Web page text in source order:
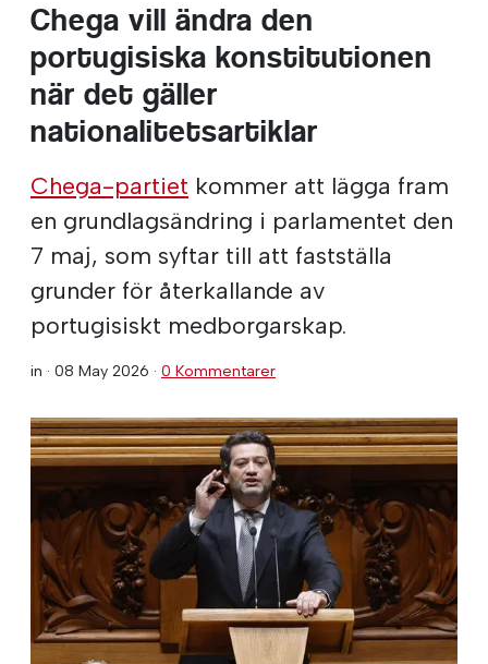
Chega vill ändra den
portugisiska konstitutionen
när det gäller
nationalitetsartiklar
Chega-partiet kommer att lägga fram
en grundlagsändring i parlamentet den
7 maj, som syftar till att fastställa
grunder för återkallande av
portugisiskt medborgarskap.
in · 08 May 2026 · 0 Kommentarer